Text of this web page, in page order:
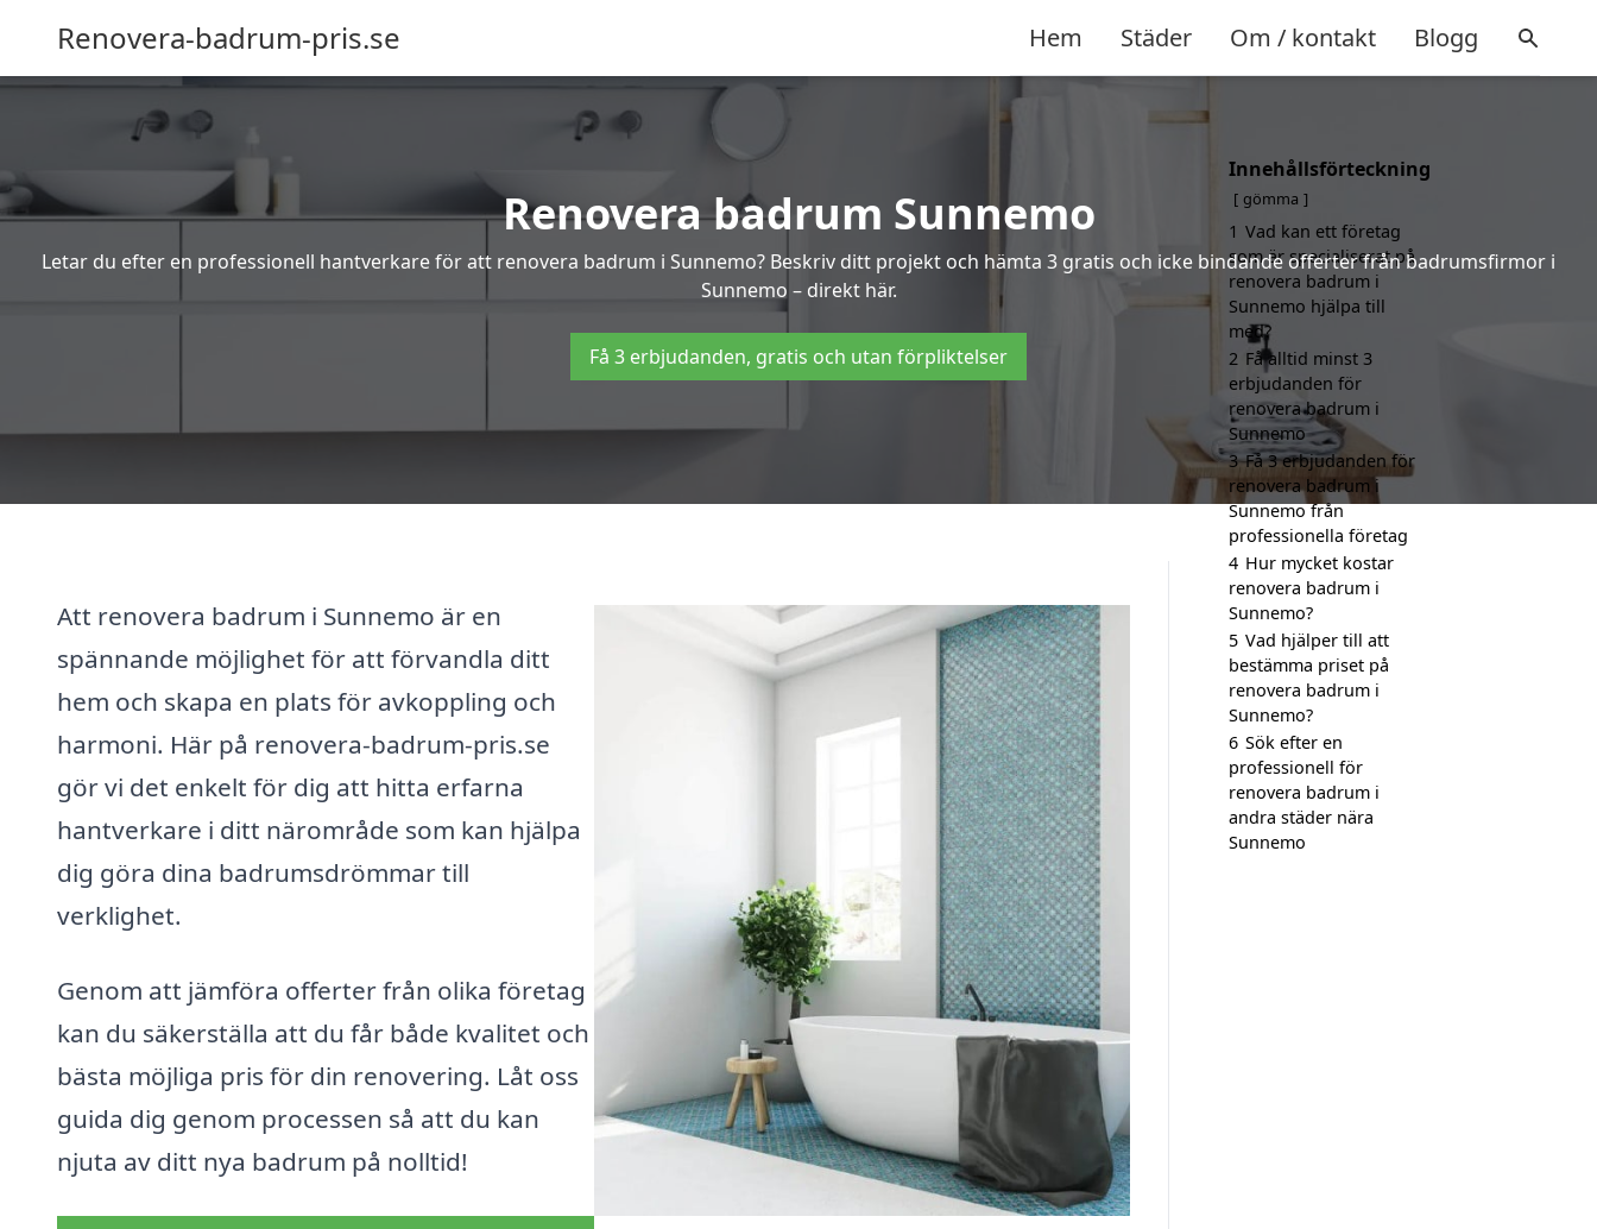
Renovera-badrum-pris.se Hem Städer Om / kontakt Blogg
Renovera badrum Sunnemo
Letar du efter en professionell hantverkare för att renovera badrum i Sunnemo? Beskriv ditt projekt och hämta 3 gratis och icke bindande offerter från badrumsfirmor i
Sunnemo – direkt här.
Få 3 erbjudanden, gratis och utan förpliktelser
Att renovera badrum i Sunnemo är en
spännande möjlighet för att förvandla ditt
hem och skapa en plats för avkoppling och
harmoni. Här på renovera-badrum-pris.se
gör vi det enkelt för dig att hitta erfarna
hantverkare i ditt närområde som kan hjälpa
dig göra dina badrumsdrömmar till
verklighet.
Genom att jämföra offerter från olika företag
kan du säkerställa att du får både kvalitet och
bästa möjliga pris för din renovering. Låt oss
guida dig genom processen så att du kan
njuta av ditt nya badrum på nolltid!
Innehållsförteckning
gömma
1 Vad kan ett företag
som är specialiserat på
renovera badrum i
Sunnemo hjälpa till
med?
2 Få alltid minst 3
erbjudanden för
renovera badrum i
Sunnemo
3 Få 3 erbjudanden för
renovera badrum i
Sunnemo från
professionella företag
4 Hur mycket kostar
renovera badrum i
Sunnemo?
5 Vad hjälper till att
bestämma priset på
renovera badrum i
Sunnemo?
6 Sök efter en
professionell för
renovera badrum i
andra städer nära
Sunnemo